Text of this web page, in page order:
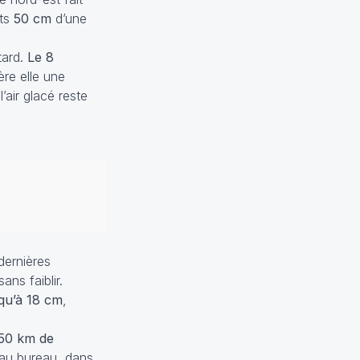
50 cm d’une
Le 8
elle une
glacé reste
faiblir.
18 cm
km de